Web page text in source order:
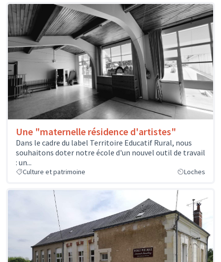
Une "maternelle résidence d'artistes"
Dans le cadre du label Territoire Educatif Rural, nous
souhaitons doter notre école d'un nouvel outil de travail
: un...
Culture et patrimoine Loches